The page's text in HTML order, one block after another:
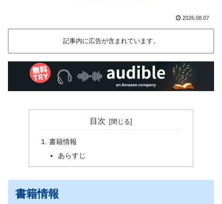
2026.08.07
記事内に広告が含まれています。
目次
書籍情報
あらすじ
書籍情報